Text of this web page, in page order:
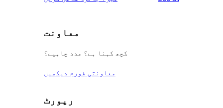
star
معاونت
کچھ کہنا ہے؟ مدد چاہیے؟
معاونتی فورم دیکھیں
رپورٹ